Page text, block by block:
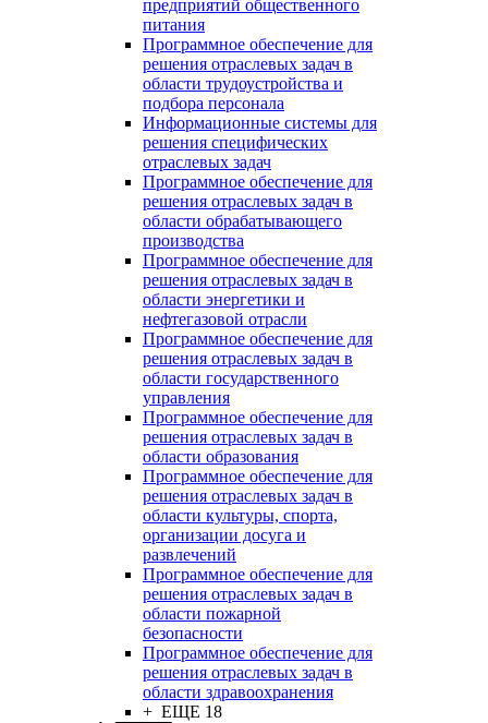
предприятий общественного
питания
Программное обеспечение для
решения отраслевых задач в
области трудоустройства и
подбора персонала
Информационные системы для
решения специфических
отраслевых задач
Программное обеспечение для
решения отраслевых задач в
области обрабатывающего
производства
Программное обеспечение для
решения отраслевых задач в
области энергетики и
нефтегазовой отрасли
Программное обеспечение для
решения отраслевых задач в
области государственного
управления
Программное обеспечение для
решения отраслевых задач в
области образования
Программное обеспечение для
решения отраслевых задач в
области культуры, спорта,
организации досуга и
развлечений
Программное обеспечение для
решения отраслевых задач в
области пожарной
безопасности
Программное обеспечение для
решения отраслевых задач в
области здравоохранения
+ ЕЩЕ 18